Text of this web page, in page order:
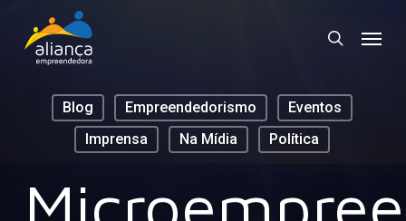
search
Blog Empreendedorismo
Eventos
Imprensa
Na Mídia Política